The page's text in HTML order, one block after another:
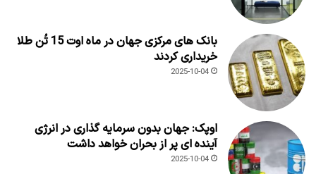
بانک های مرکزی جهان در ماه اوت 15 تُن طلا
خریداری کردند
2025-10-04
اوپک: جهان بدون سرمایه گذاری در انرژی
آینده ای پر از بحران خواهد داشت
2025-10-04